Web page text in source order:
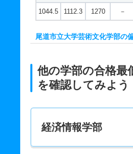
1044.5 1112.3 1270 －
尾道市立大学芸術文化学部の
他の学部の合格最
を確認してみよう
経済情報学部